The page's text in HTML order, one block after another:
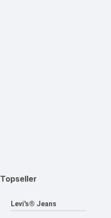
Topseller
Levi's® Jeans